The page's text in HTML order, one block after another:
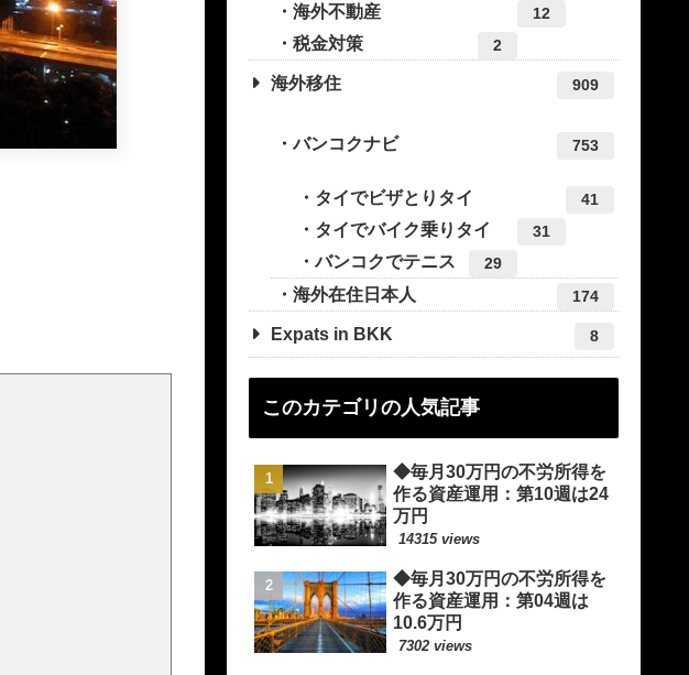
海外不動産 12
税金対策 2
海外移住 909
バンコクナビ 753
タイでビザとりタイ 41
タイでバイク乗りタイ 31
バンコクでテニス 29
海外在住日本人 174
Expats in BKK 8
このカテゴリの人気記事
◆毎月30万円の不労所得を
作る資産運用：第10週は24
万円
14315 views
◆毎月30万円の不労所得を
作る資産運用：第04週は
10.6万円
7302 views